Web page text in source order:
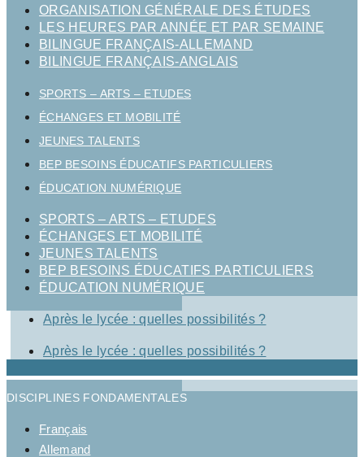
ORGANISATION GÉNÉRALE DES ÉTUDES
LES HEURES PAR ANNÉE ET PAR SEMAINE
BILINGUE FRANÇAIS-ALLEMAND
BILINGUE FRANÇAIS-ANGLAIS
SPORTS – ARTS – ETUDES
ÉCHANGES ET MOBILITÉ
JEUNES TALENTS
BEP BESOINS ÉDUCATIFS PARTICULIERS
ÉDUCATION NUMÉRIQUE
SPORTS – ARTS – ETUDES
ÉCHANGES ET MOBILITÉ
JEUNES TALENTS
BEP BESOINS ÉDUCATIFS PARTICULIERS
ÉDUCATION NUMÉRIQUE
Après le lycée : quelles possibilités ?
Après le lycée : quelles possibilités ?
DISCIPLINES FONDAMENTALES
Français
Allemand